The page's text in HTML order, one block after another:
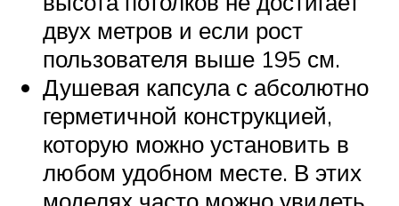
двух метров и если рост
пользователя выше 195 см.
Душевая капсула с абсолютно
герметичной конструкцией,
которую можно установить в
любом удобном месте. В этих
моделях часто можно увидеть